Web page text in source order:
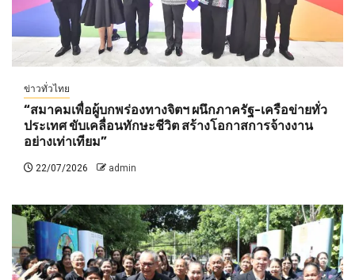
ข่าวทั่วไทย
“สมาคมเพื่อผู้บกพร่องทางจิตฯ ผนึกภาครัฐ-เครือข่ายทั่ว
ประเทศ ขับเคลื่อนทักษะชีวิต สร้างโอกาสการจ้างงาน
อย่างเท่าเทียม”
22/07/2026 admin